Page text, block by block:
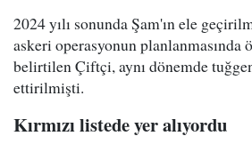
2024 yılı sonunda Şam'ın ele
askeri operasyonun planlanmasında
belirtilen Çiftçi, aynı dönemde
ettirilmişti.
Kırmızı listede yer alıyordu